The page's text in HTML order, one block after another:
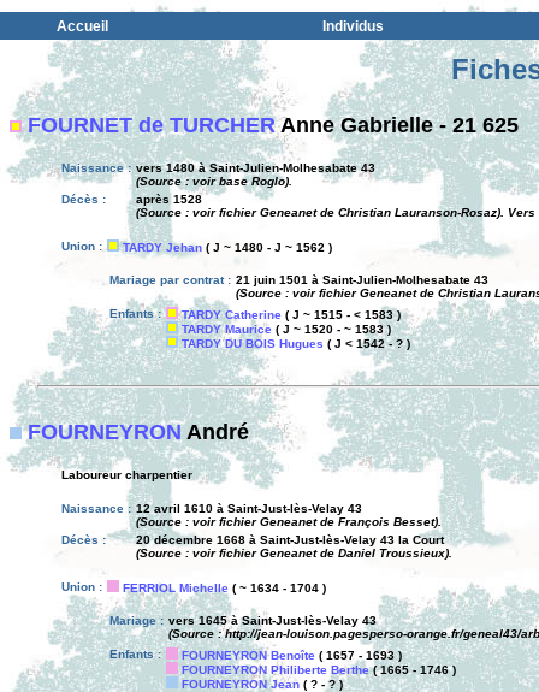
Accueil Individus
FOURNET de TURCHERAnne Gabrielle - 21 625
Naissance : vers 1480 à Saint-Julien-Molhesabate 43
(Source : voir base Roglo).
Décès :
après 1528
(Source : voir fichier Geneanet de Christian Lauranson-Rosaz).
Union : TARDY Jehan ( J ~ 1480 - J ~ 1562 )
Mariage par contrat : 21 juin 1501 à Saint-Julien-Molhesabate 43
(Source : voir fichier Geneanet de Christian
Enfants :
TARDY Catherine ( J ~ 1515 - < 1583 )
TARDY Maurice ( J ~ 1520 - ~ 1583 )
TARDY DU BOIS Hugues ( J < 1542 - ? )
FOURNEYRONAndré
Laboureur charpentier
Naissance : 12 avril 1610 à Saint-Just-lès-Velay 43
(Source : voir fichier Geneanet de François Besset).
Décès :
20 décembre 1668 à Saint-Just-lès-Velay 43 la Court
(Source : voir fichier Geneanet de Daniel Troussieux).
Union : FERRIOL Michelle ( ~ 1634 - 1704 )
Mariage : vers 1645 à Saint-Just-lès-Velay 43
(Source : http://jean-louison.pagesperso-orange.fr/geneal43/
Enfants :
FOURNEYRON Benoîte ( 1657 - 1693 )
FOURNEYRON Philiberte Berthe( 1665 - 1746 )
FOURNEYRON Jean ( ? - ? )